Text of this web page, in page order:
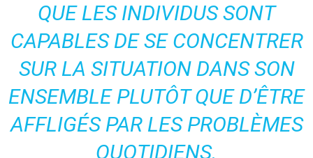
QUE LES INDIVIDUS SONT
CAPABLES DE SE CONCENTRER
SUR LA SITUATION DANS SON
ENSEMBLE PLUTÔT QUE D’ÊTRE
AFFLIGÉS PAR LES PROBLÈMES
QUOTIDIENS.